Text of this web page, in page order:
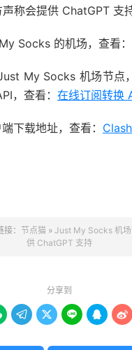
称会提供 ChatGPT 支持
Socks 的机场，查看：
My Socks 机场节点
，查看： 在线订阅转换
下载地址，查看：
： 节点猫 » Just My Socks 机
供 ChatGPT 支持
分享到
    